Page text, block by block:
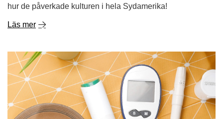
hur de påverkade kulturen i hela Sydamerika!
Läs mer